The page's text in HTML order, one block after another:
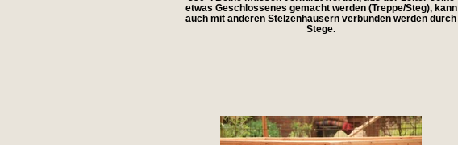
etwas Geschlossenes gemacht werden (Treppe/Steg), kann
auch mit anderen Stelzenhäusern verbunden werden durch
Stege.